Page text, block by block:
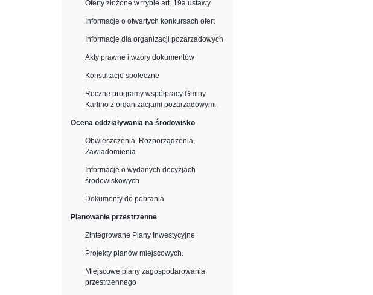
Oferty złożone w trybie art. 19a ustawy.
Informacje o otwartych konkursach ofert
Informacje dla organizacji pozarzadowych
Akty prawne i wzory dokumentów
Konsultacje społeczne
Roczne programy współpracy Gminy
Karlino z organizacjami pozarządowymi.
Ocena oddziaływania na środowisko
Obwieszczenia, Rozporządzenia,
Zawiadomienia
Informacje o wydanych decyzjach
środowiskowych
Dokumenty do pobrania
Planowanie przestrzenne
Zintegrowane Plany Inwestycyjne
Projekty planów miejscowych.
Miejscowe plany zagospodarowania
przestrzennego